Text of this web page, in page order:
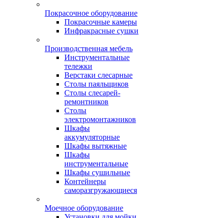
Покрасочное оборудование
Покрасочные камеры
Инфракрасные сушки
Производственная мебель
Инструментальные
тележки
Верстаки слесарные
Столы паяльщиков
Столы слесарей-
ремонтников
Столы
электромонтажников
Шкафы
аккумуляторные
Шкафы вытяжные
Шкафы
инструментальные
Шкафы сушильные
Контейнеры
саморазгружающиеся
Моечное оборудование